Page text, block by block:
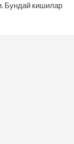
Бундай кишилар